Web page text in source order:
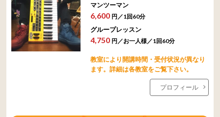
マンツーマン
6,600 円／1回60分
グループレッスン
4,750 円／お一人様／1回60分
教室により開講時間・受付状況が異なり
ます。詳細は各教室をご覧下さい。
プロフィール